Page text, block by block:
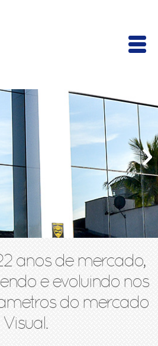
anos de mercado,
e evoluindo nos
do mercado
Visual.